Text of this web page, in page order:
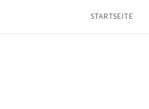
STARTSEITE